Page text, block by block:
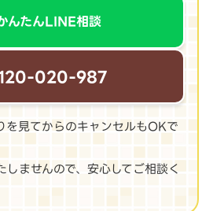
んたんLINE相談
020-987
を見てからのキャンセルもOKで
しませんので、安心してご相談く